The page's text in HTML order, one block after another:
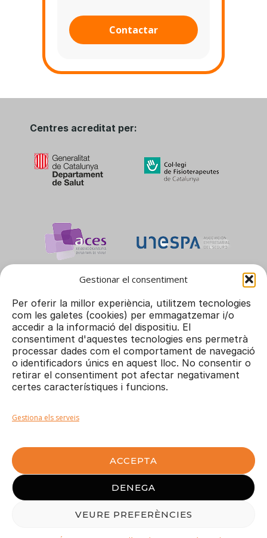
Gestionar el consentiment
Per oferir la millor experiència, utilitzem tecnologies
com les galetes (cookies) per emmagatzemar i/o
accedir a la informació del dispositiu. El
consentiment d'aquestes tecnologies ens permetrà
processar dades com el comportament de navegació
o identificadors únics en aquest lloc. No consentir o
retirar el consentiment pot afectar negativament
certes característiques i funcions.
Gestiona els serveis
ACCEPTA
DENEGA
VEURE PREFERÈNCIES
Contactar
Centres acreditat per:
FISIOSPORT Maresme © 2025 - Tots els
drets reservats
Pl.Romà Piera i Arcal 4
Local 26 (Galeries La Lió)
08330 PREMIÀ DE MAR